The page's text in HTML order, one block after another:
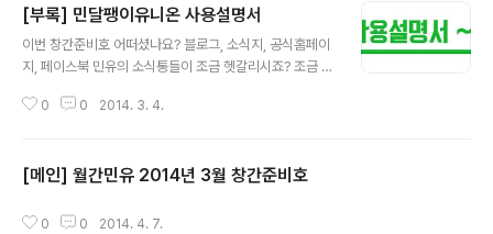
[부록] 민달팽이유니온 사용설명서
이번 창간준비호 어떠셨나요? 블로그, 소식지, 공식홈페이
지, 페이스북 민유의 소식통들이 조금 헷갈리시죠? 조금 더
활동하고 있는 민유의 모습들이 실시간으로 올라온답니다.
다시 찾아보시려면 ㅠ_^... 그래도 민유의 활동을 실시간으
실 수 있으시니 홈페이지 하단에 있는 페이스북 링크를 클
0 0 2014. 3. 4.
[메인] 월간민유 2014년 3월 창간준비호
0 0 2014. 4. 7.